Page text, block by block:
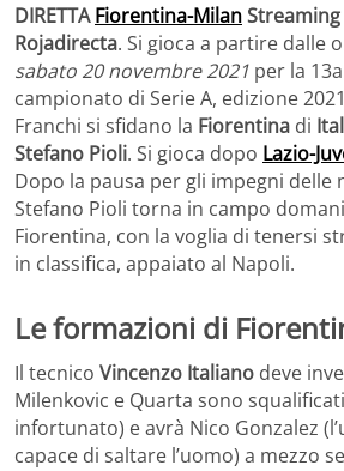
DIRETTAFiorentina-Milan
Rojadirecta. Si gioca a partire dalle
sabato 20 novembre 2021 per la
campionato di Serie A, edizione
Franchi si sfidano la Fiorentina di
Stefano Pioli. Si gioca dopo Lazio-
Dopo la pausa per gli impegni delle
Stefano Pioli torna in campo
Fiorentina, con la voglia di tenersi
in classifica, appaiato al Napoli.
Le formazioni di
Il tecnico Vincenzo Italiano deve
Milenkovic e Quarta sono
infortunato) e avrà Nico Gonzalez
capace di saltare l’uomo) a mezzo